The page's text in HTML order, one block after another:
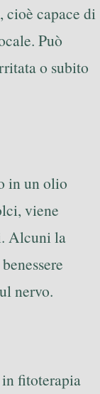
cioè capace di
Può
o subito
in un olio
viene
Alcuni la
nervo.
fitoterapia